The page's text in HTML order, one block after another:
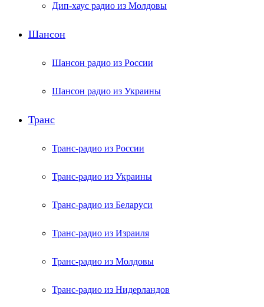
Дип-хаус радио из Молдовы
Шансон
Шансон радио из России
Шансон радио из Украины
Транс
Транс-радио из России
Транс-радио из Украины
Транс-радио из Беларуси
Транс-радио из Израиля
Транс-радио из Молдовы
Транс-радио из Нидерландов